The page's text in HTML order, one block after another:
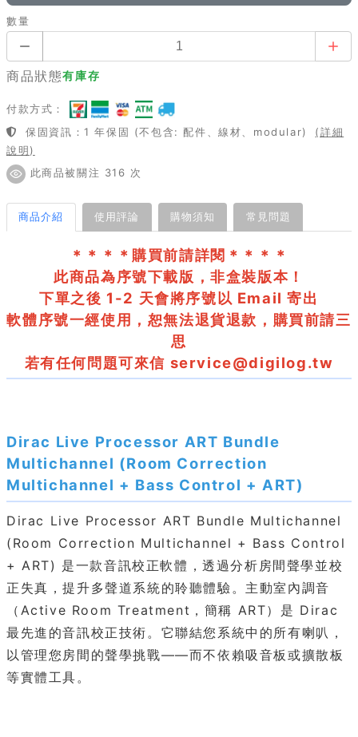
數量
商品狀態有庫存
付款方式：
保固資訊：1 年保固 (不包含: 配件、線材、modular)
(詳細
說明)
此商品被關注 316 次
商品介紹 使用評論 購物須知 常見問題
＊＊＊＊購買前請詳閱＊＊＊＊
此商品為序號下載版，非盒裝版本！
下單之後 1-2 天會將序號以 Email 寄出
軟體序號一經使用，恕無法退貨退款，購買前請三
思
若有任何問題可來信 service@digilog.tw
Dirac Live Processor ART Bundle
Multichannel (Room Correction
Multichannel + Bass Control + ART)
Dirac Live Processor ART Bundle Multichannel
(Room Correction Multichannel + Bass Control
+ ART) 是一款音訊校正軟體，透過分析房間聲學並校
正失真，提升多聲道系統的聆聽體驗。主動室內調音
（Active Room Treatment，簡稱 ART）是 Dirac
最先進的音訊校正技術。它聯結您系統中的所有喇叭，
以管理您房間的聲學挑戰——而不依賴吸音板或擴散板
等實體工具。